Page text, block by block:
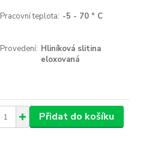
Pracovní teplota: -5 - 70 ° C
Provedení: Hliníková slitina
eloxovaná
Přidat do košíku